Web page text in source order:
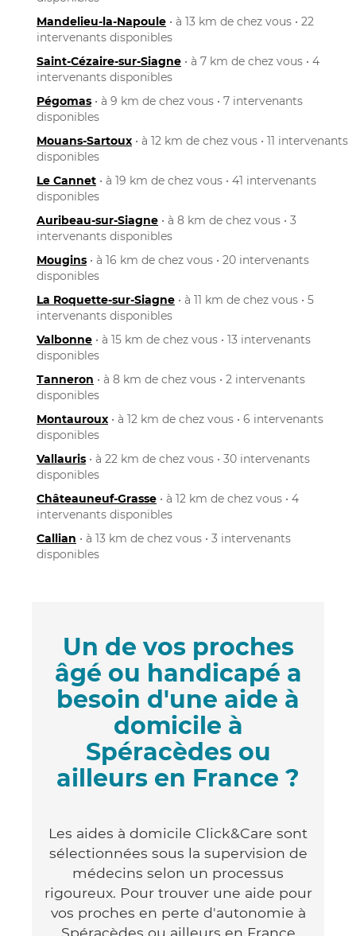
Mandelieu-la-Napoule • à 13 km de chez vous • 22
intervenants disponibles
Saint-Cézaire-sur-Siagne • à 7 km de chez vous • 4
intervenants disponibles
Pégomas • à 9 km de chez vous • 7 intervenants
disponibles
Mouans-Sartoux • à 12 km de chez vous • 11 intervenants
disponibles
Le Cannet • à 19 km de chez vous • 41 intervenants
disponibles
Auribeau-sur-Siagne • à 8 km de chez vous • 3
intervenants disponibles
Mougins • à 16 km de chez vous • 20 intervenants
disponibles
La Roquette-sur-Siagne • à 11 km de chez vous • 5
intervenants disponibles
Valbonne • à 15 km de chez vous • 13 intervenants
disponibles
Tanneron • à 8 km de chez vous • 2 intervenants
disponibles
Montauroux • à 12 km de chez vous • 6 intervenants
disponibles
Vallauris • à 22 km de chez vous • 30 intervenants
disponibles
Châteauneuf-Grasse • à 12 km de chez vous • 4
intervenants disponibles
Callian • à 13 km de chez vous • 3 intervenants
disponibles
Un de vos proches
âgé ou handicapé a
besoin d'une aide à
domicile à
Spéracèdes ou
ailleurs en France ?
Les aides à domicile Click&Care sont
sélectionnées sous la supervision de
médecins selon un processus
rigoureux. Pour trouver une aide pour
vos proches en perte d'autonomie à
Spéracèdes ou ailleurs en France